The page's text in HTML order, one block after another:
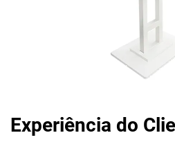
Experiência do